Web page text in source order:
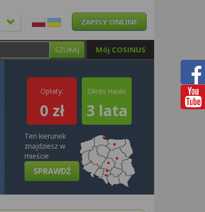
ZAPISY ONLINE
Mój COSINUS
SZUKAJ
Opłaty:
0 zł
Okres nauki:
3 lata
Ten kierunek
znajdziesz w
mieście
SPRAWDŹ